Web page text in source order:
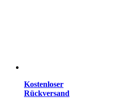
Kostenloser
Rückversand